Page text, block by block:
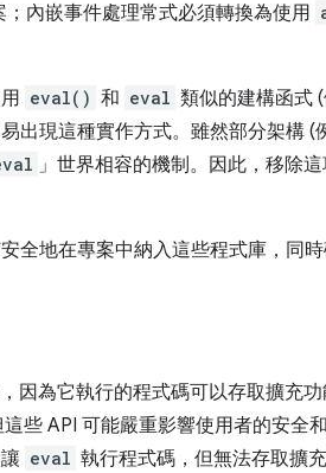
內嵌事件處理常式必須轉換為使用
eval() 和 eval 類似的建構函式
出現這種實作方式。雖然部分架構 (
」世界相容的機制。因此，移除
全地在專案中納入這些程式庫，同時
因為它執行的程式碼可以存取擴充
些 API 可能嚴重影響使用者的安全
eval 執行程式碼，但無法存取擴